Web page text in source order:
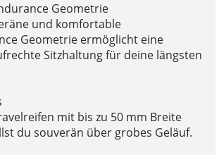
Geometrie
und komfortable
Geometrie ermöglicht eine
Sitzhaltung für deine längsten
mit bis zu 50 mm Breite
du souverän über grobes Geläuf.